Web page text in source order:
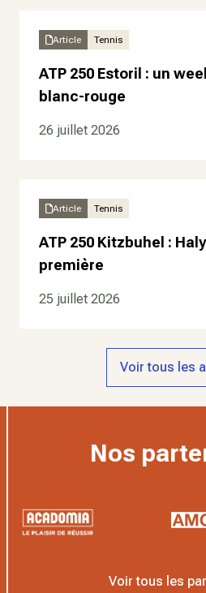
Article Tennis
ATP 250 Estoril : un
blanc-rouge
26 juillet 2026
Article Tennis
ATP 250 Kitzbuhel :
première
25 juillet 2026
Voir tous les
Nos
Voir tous les